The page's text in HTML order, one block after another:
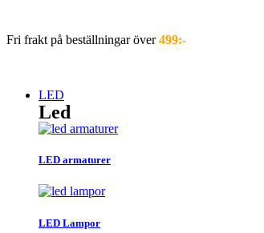
innehåll
Fri frakt på beställningar över499:-
LED
Led
LED armaturer
LED Lampor